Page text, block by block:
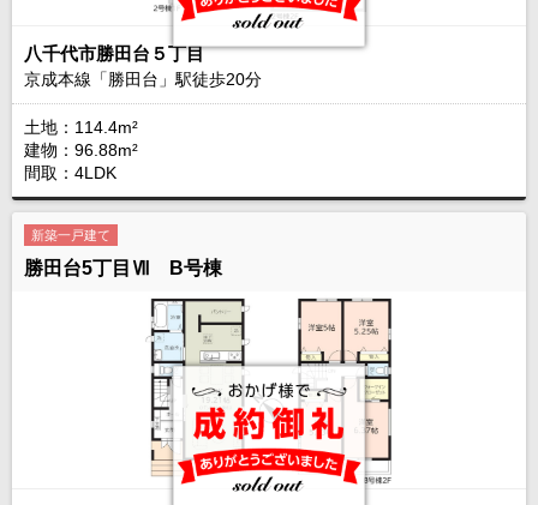
八千代市勝田台５丁目
京成本線「勝田台」駅徒歩20分
土地：114.4m²
建物：96.88m²
間取：4LDK
新築一戸建て
勝田台5丁目Ⅶ B号棟